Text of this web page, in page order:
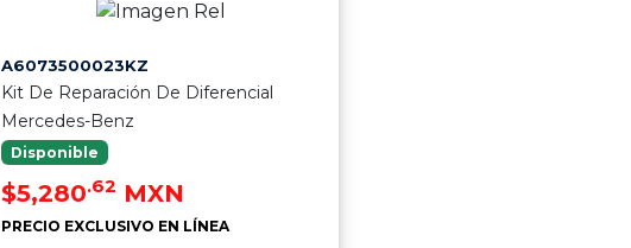
A6073500023KZ
Kit De Reparación De Diferencial
Mercedes-Benz
Disponible
$5,280.62 MXN
PRECIO EXCLUSIVO EN LÍNEA